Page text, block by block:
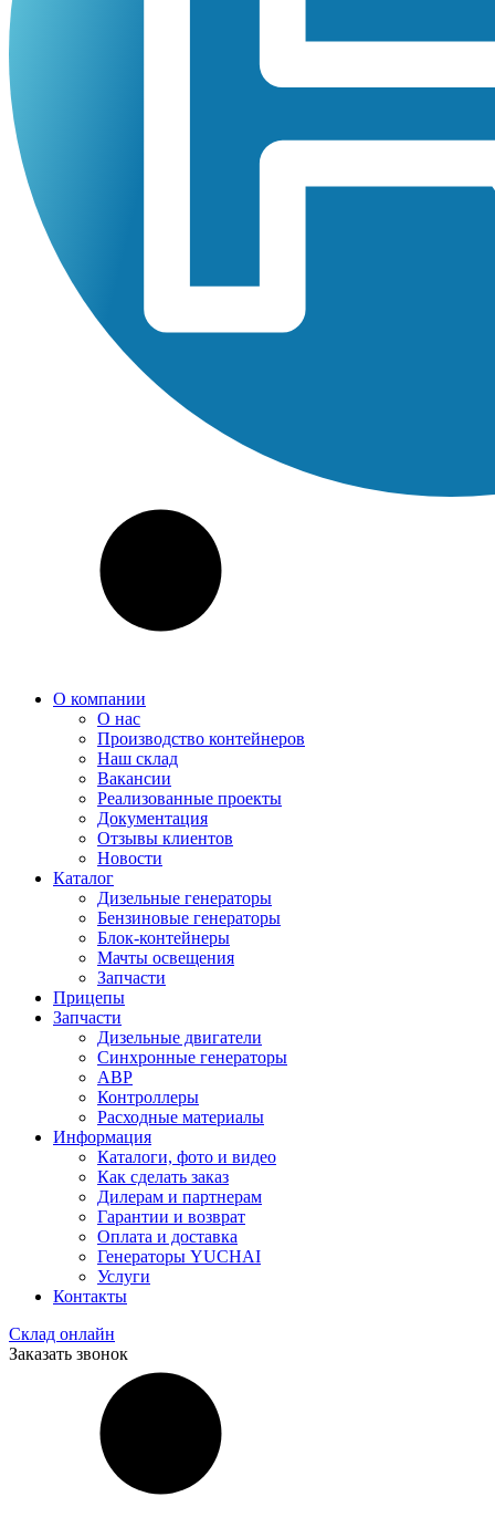
О компании
О нас
Производство контейнеров
Наш склад
Вакансии
Реализованные проекты
Документация
Отзывы клиентов
Новости
Каталог
Дизельные генераторы
Бензиновые генераторы
Блок-контейнеры
Мачты освещения
Запчасти
Прицепы
Запчасти
Дизельные двигатели
Синхронные генераторы
АВР
Контроллеры
Расходные материалы
Информация
Каталоги, фото и видео
Как сделать заказ
Дилерам и партнерам
Гарантии и возврат
Оплата и доставка
Генераторы YUCHAI
Услуги
Контакты
Склад онлайн
Заказать звонок